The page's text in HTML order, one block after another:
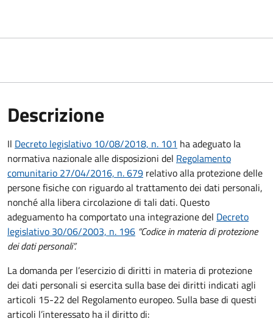
Descrizione
Il Decreto legislativo 10/08/2018, n. 101 ha adeguato la
normativa nazionale alle disposizioni del Regolamento
comunitario 27/04/2016, n. 679 relativo alla protezione delle
persone fisiche con riguardo al trattamento dei dati personali,
nonché alla libera circolazione di tali dati. Questo
adeguamento ha comportato una integrazione del Decreto
legislativo 30/06/2003, n. 196 “Codice in materia di protezione
dei dati personali”.
La domanda per l’esercizio di diritti in materia di protezione
dei dati personali si esercita sulla base dei diritti indicati agli
articoli 15-22 del Regolamento europeo. Sulla base di questi
articoli l’interessato ha il diritto di: